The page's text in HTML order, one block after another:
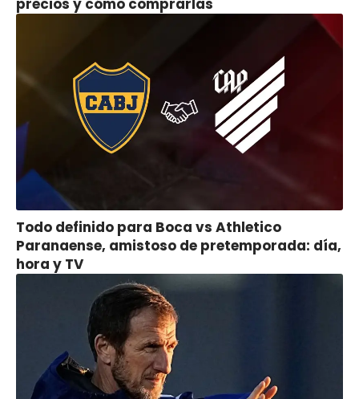
precios y cómo comprarlas
Todo definido para Boca vs Athletico
Paranaense, amistoso de pretemporada: día,
hora y TV